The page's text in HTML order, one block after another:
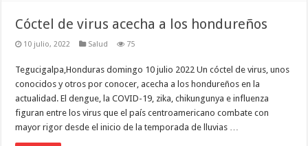
Cóctel de virus acecha a los hondureños
10 julio, 2022 Salud 75
Tegucigalpa,Honduras domingo 10 julio 2022 Un cóctel de virus, unos
conocidos y otros por conocer, acecha a los hondureños en la
actualidad. El dengue, la COVID-19, zika, chikungunya e influenza
figuran entre los virus que el país centroamericano combate con
mayor rigor desde el inicio de la temporada de lluvias …